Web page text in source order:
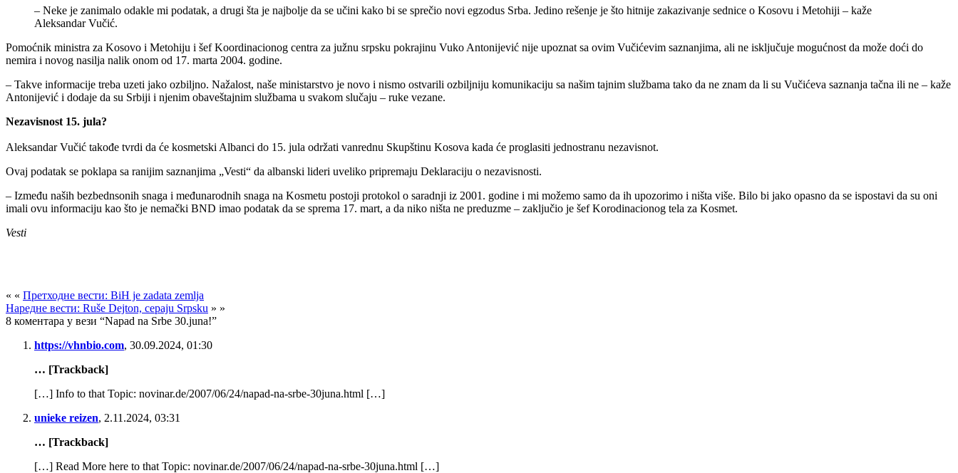
– Neke je zanimalo odakle mi podatak, a drugi šta je najbolje da se učini kako bi se sprečio novi egzodus Srba. Jedino rešenje je što hitnije zakazivanje sednice o Kosovu i Metohiji – kaže
Aleksandar Vučić.
Pomoćnik ministra za Kosovo i Metohiju i šef Koordinacionog centra za južnu srpsku pokrajinu Vuko Antonijević nije upoznat sa ovim Vučićevim saznanjima, ali ne isključuje mogućnost da može doći do
nemira i novog nasilja nalik onom od 17. marta 2004. godine.
– Takve informacije treba uzeti jako ozbiljno. Nažalost, naše ministarstvo je novo i nismo ostvarili ozbiljniju komunikaciju sa našim tajnim službama tako da ne znam da li su Vučićeva saznanja tačna ili ne – kaže
Antonijević i dodaje da su Srbiji i njenim obaveštajnim službama u svakom slučaju – ruke vezane.
Nezavisnost 15. jula?
Aleksandar Vučić takođe tvrdi da će kosmetski Albanci do 15. jula održati vanrednu Skupštinu Kosova kada će proglasiti jednostranu nezavisnot.
Ovaj podatak se poklapa sa ranijim saznanjima „Vesti“ da albanski lideri uveliko pripremaju Deklaraciju o nezavisnosti.
– Između naših bezbednsonih snaga i međunarodnih snaga na Kosmetu postoji protokol o saradnji iz 2001. godine i mi možemo samo da ih upozorimo i ništa više. Bilo bi jako opasno da se ispostavi da su oni
imali ovu informaciju kao što je nemački BND imao podatak da se sprema 17. mart, a da niko ništa ne preduzme – zaključio je šef Korodinacionog tela za Kosmet.
Vesti
« « Претходне вести: BiH je zadata zemlja
Наредне вести: Ruše Dejton, cepaju Srpsku » »
8 коментара у вези “Napad na Srbe 30.juna!”
https://vhnbio.com, 30.09.2024, 01:30
… [Trackback]
[…] Info to that Topic: novinar.de/2007/06/24/napad-na-srbe-30juna.html […]
unieke reizen, 2.11.2024, 03:31
… [Trackback]
[…] Read More here to that Topic: novinar.de/2007/06/24/napad-na-srbe-30juna.html […]